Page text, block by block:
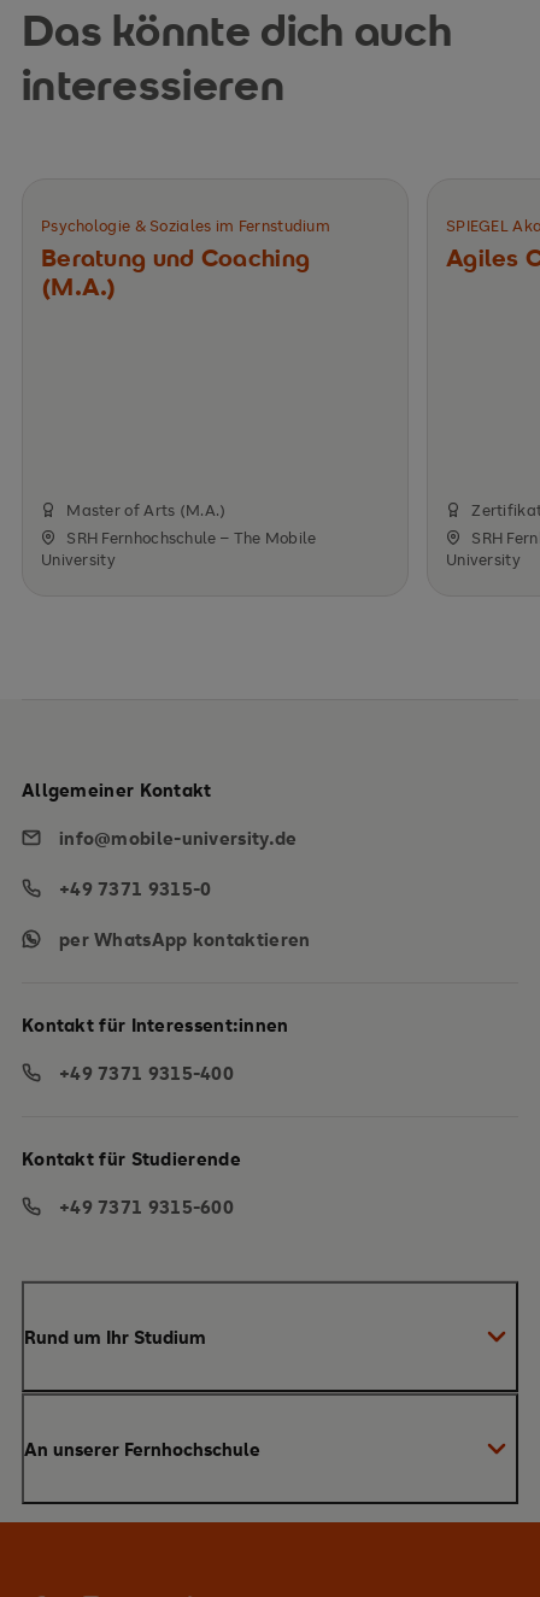
Das könnte dich auch
interessieren
Psychologie & Soziales im Fernstudium
Beratung und Coaching
(M.A.)
Master of Arts (M.A.)
SRH Fernhochschule – The Mobile
University
SPIEGEL
Agiles
SRH
University
Rund um Ihr Studium
Anrechnung von Vorleistungen
Studienberatung
An unserer Fernhochschule
Warum SRH?
Allgemeiner Kontakt
info@mobile-university.de
+49 7371 9315-0
per WhatsApp kontaktieren
Kontakt für Interessent:innen
+49 7371 9315-400
Kontakt für Studierende
+49 7371 9315-600